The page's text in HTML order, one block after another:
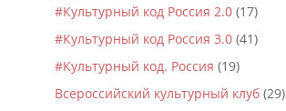
#Культурный код Россия 2.0(17)
#Культурный код Россия 3.0(41)
#Культурный код. Россия (19)
Всероссийский культурный клуб(29)